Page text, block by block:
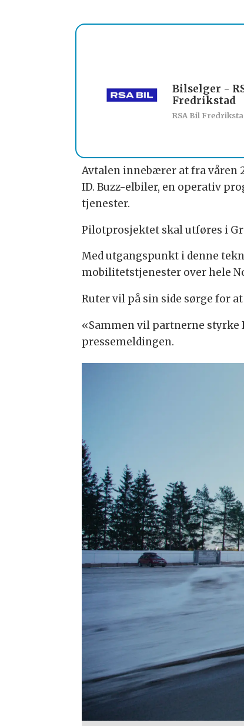
RSA Bil
Bilselger -
Fredrikstad
Avtalen innebærer at fra våren
ID. Buzz-elbiler, en operativ
tjenester.
Pilotprosjektet skal utføres i
Med utgangspunkt i denne
mobilitetstjenester over hele
Ruter vil på sin side sørge for
«Sammen vil partnerne styrke
pressemeldingen.